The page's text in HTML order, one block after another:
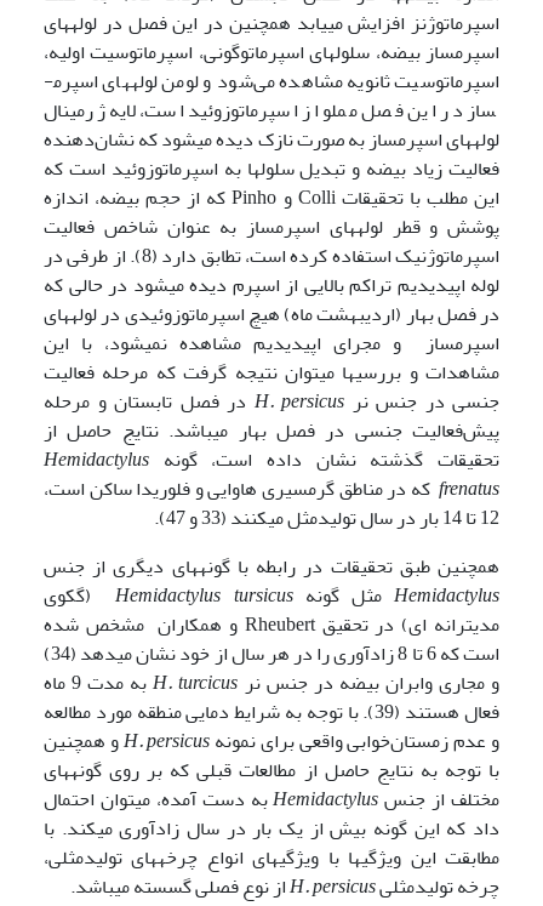
اسپرماتوژنز افزایش می­یابد همچنین در این فصل در لوله­های
اسپرم­ساز بیضه، سلول­های اسپرماتوگونی، اسپرماتوسیت اولیه،
اسپرماتوسیت ثانویه مشاهده می‌شود و لومن لوله­های اسپرم­
ساز در این فصل مملو از اسپرماتوزوئید است، لایه ژرمینال
لوله­های اسپرم­ساز به صورت نازک دیده می­شود که نشان‌دهنده
فعالیت زیاد بیضه و تبدیل سلول­ها به اسپرماتوزوئید است که
این مطلب با تحقیقات Colli و Pinho که از حجم بیضه، اندازه
پوشش و قطر لوله­های اسپرم­ساز به عنوان شاخص فعالیت
اسپرماتوژنیک استفاده کرده است، تطابق دارد (8). از طرفی در
لوله اپیدیدیم تراکم بالایی از اسپرم دیده می­شود در حالی که
در فصل بهار (اردیبهشت ماه) هیچ اسپرماتوزوئیدی در لوله­های
اسپرم­ساز و مجرای اپیدیدیم مشاهده نمی­شود، با این
مشاهدات و بررسی­ها می­توان نتیجه گرفت که مرحله فعالیت
جنسی در جنس نر H. persicus در فصل تابستان و مرحله
پیش‌فعالیت جنسی در فصل بهار می­باشد. نتایج حاصل از
تحقیقات گذشته نشان داده است، گونه Hemidactylus
frenatus که در مناطق گرمسیری هاوایی و فلوریدا ساکن است،
12 تا 14 بار در سال تولیدمثل می­کنند (33 و 47).
همچنین طبق تحقیقات در رابطه با گونه­های دیگری از جنس
Hemidactylusمثل گونهHemidactylus tursicus
(گکوی
مدیترانه ای) در تحقیق Rheubert و همکاران مشخص شده
است که 6 تا 8 زادآوری را در هر سال از خود نشان می­دهد (34)
و مجاری وابران بیضه در جنس نر H. turcicus
به مدت 9 ماه
فعال هستند (39).
با توجه به شرایط دمایی منطقه مورد مطالعه
و عدم زمستان‌خوابی واقعی برای نمونهH. persicusو همچنین
با توجه به نتایج حاصل از مطالعات قبلی که بر روی گونه­های
مختلف از جنسHemidactylusبه دست آمده، می­توان احتمال
داد که این گونه بیش از یک بار در سال زادآوری می­کند. با
مطابقت این ویژگی­ها با ویژگی­های انواع چرخه­های تولیدمثلی،
چرخه تولیدمثلیH. persicusاز نوع فصلی گسسته می­باشد.